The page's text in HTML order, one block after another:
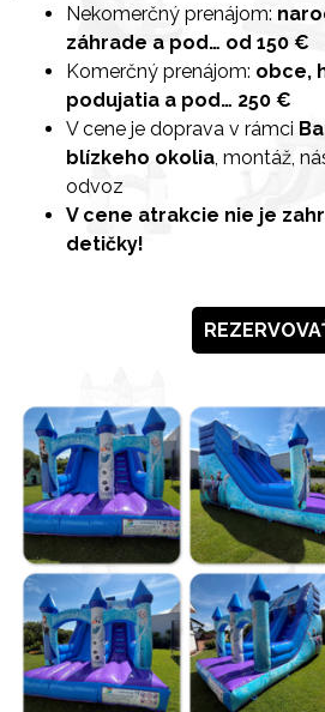
Nekomerčný prenájom:
záhrade a pod… od 150 €
Komerčný prenájom: obce,
podujatia a pod… 250 €
V cene je doprava v rámci
blízkeho okolia , montáž,
odvoz
V cene atrakcie nie je
detičky!